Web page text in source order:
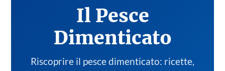
Il Pesce
Dimenticato
Riscoprire il pesce dimenticato: ricette,